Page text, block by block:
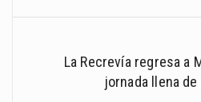
La Recrevía regresa a
jornada llena